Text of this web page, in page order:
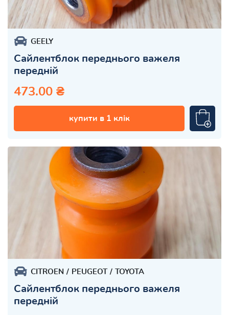
GEELY
Сайлентблок переднього важеля
передній
473.00 ₴
купити в 1 клік
CITROEN PEUGEOT TOYOTA
Сайлентблок переднього важеля
передній